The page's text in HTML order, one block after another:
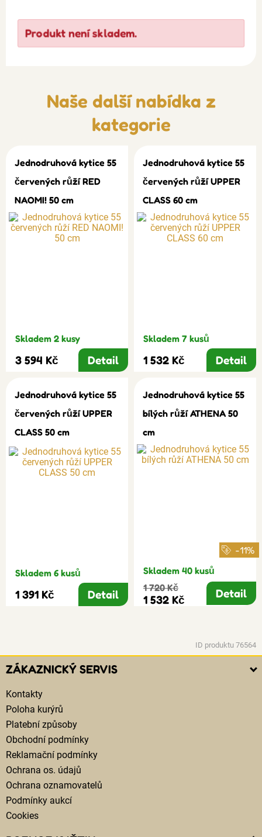
Produkt není skladem.
Naše další nabídka z
kategorie
Jednodruhová kytice 55
červených růží RED
NAOMI! 50 cm
Skladem 2 kusy
3 594 Kč Detail
Jednodruhová kytice 55
červených růží UPPER
CLASS 60 cm
Skladem 7 kusů
1 532 Kč Detail
Jednodruhová kytice 55
červených růží UPPER
CLASS 50 cm
Skladem 6 kusů
1 391 Kč Detail
Jednodruhová kytice 55
bílých růží ATHENA 50
cm
-11%
Skladem 40 kusů
1 720 Kč
1 532 Kč Detail
ID produktu 76564
ZÁKAZNICKÝ SERVIS
Kontakty
Poloha kurýrů
Platební způsoby
Obchodní podmínky
Reklamační podmínky
Ochrana os. údajů
Ochrana oznamovatelů
Podmínky aukcí
Cookies